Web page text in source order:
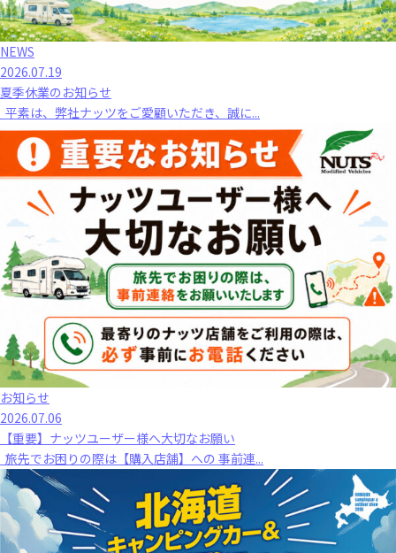
NEWS
2026.07.19
夏季休業のお知らせ
平素は、弊社ナッツをご愛顧いただき、誠に...
お知らせ
2026.07.06
【重要】ナッツユーザー様へ大切なお願い
旅先でお困りの際は【購入店舗】への 事前連...